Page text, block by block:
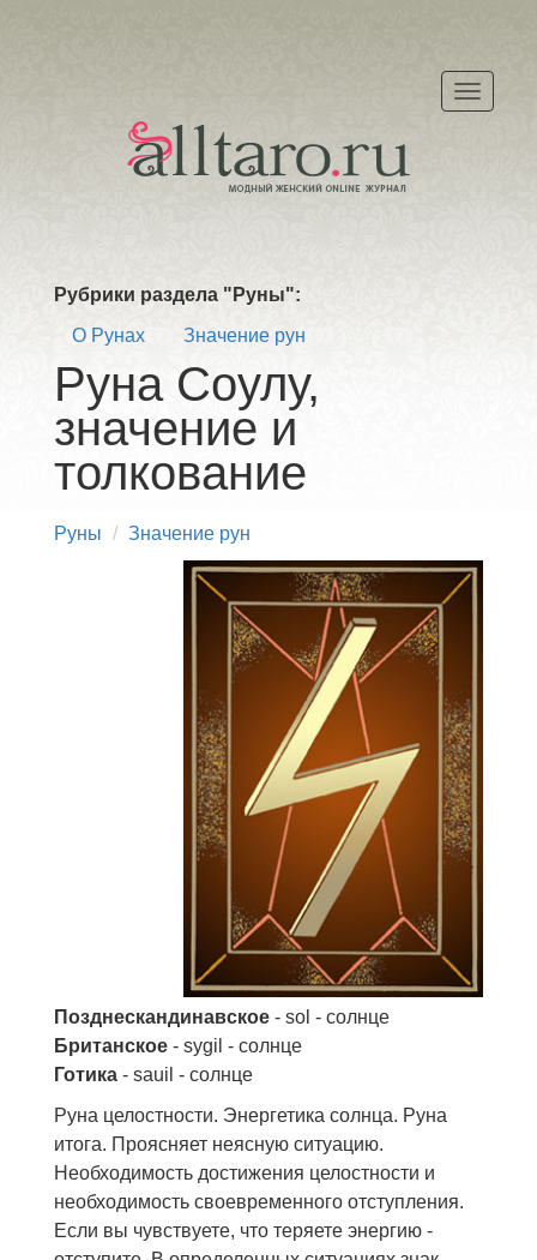
Меню
Рубрики раздела "Руны":
О Рунах
Значение рун
Руна Соулу,
значение и
толкование
Руны Значение рун
Позднескандинавское - sol - солнце
Британское - sygil - солнце
Готика - sauil - солнце
Руна целостности. Энергетика солнца. Руна
итога. Проясняет неясную ситуацию.
Необходимость достижения целостности и
необходимость своевременного отступления.
Если вы чувствуете, что теряете энергию -